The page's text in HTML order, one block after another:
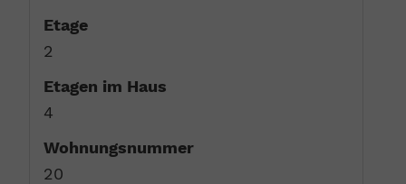
Etage
2
Etagen im Haus
4
Wohnungsnummer
20